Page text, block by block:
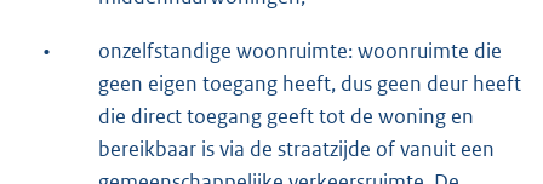
•
onzelfstandige woonruimte: woonruimte die
geen eigen toegang heeft, dus geen deur heeft
die direct toegang geeft tot de woning en
bereikbaar is via de straatzijde of vanuit een